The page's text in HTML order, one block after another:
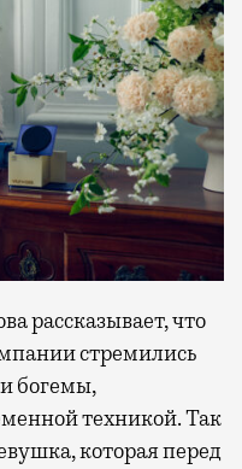
рассказывает, что
стремились
богемы,
техникой. Так
которая перед